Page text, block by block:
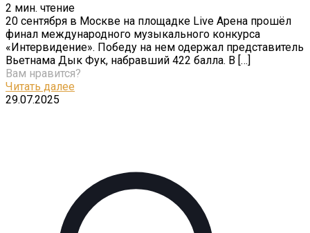
2 мин. чтение
20 сентября в Москве на площадке Live Арена прошёл
финал международного музыкального конкурса
«Интервидение». Победу на нем одержал представитель
Вьетнама Дык Фук, набравший 422 балла. В […]
Вам нравится?
Читать далее
29.07.2025